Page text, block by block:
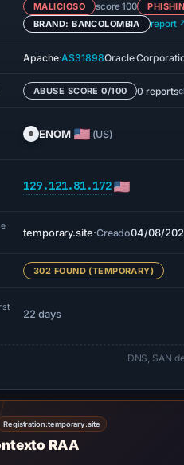
MALICIOSO score 100
BRAND: BANCOLOMBIA
report
Apache·AS31898Oracle
ABUSE SCORE 0/100 0 reports
ENOM (US)
129.121.81.172
temporary.site·Creado04/08/
302 FOUND (TEMPORARY)
22 days
DNS, SAN
Registration:temporary.site
RAA